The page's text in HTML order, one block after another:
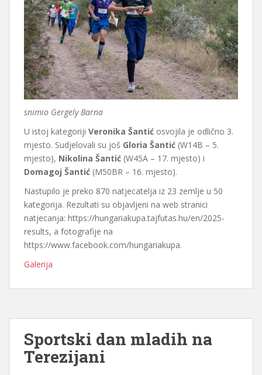
snimio Gergely Barna
U istoj kategoriji Veronika Šantić osvojila je odlično 3.
mjesto. Sudjelovali su još Gloria Šantić (W14B – 5.
mjesto), Nikolina Šantić (W45A – 17. mjesto) i
Domagoj Šantić (M50BR – 16. mjesto).
Nastupilo je preko 870 natjecatelja iz 23 zemlje u 50
kategorija. Rezultati su objavljeni na web stranici
natjecanja: https://hungariakupa.tajfutas.hu/en/2025-
results, a fotografije na
https://www.facebook.com/hungariakupa.
Galerija
Sportski dan mladih na
Terezijani